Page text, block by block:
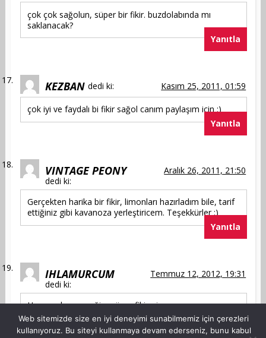
çok çok sağolun, süper bir fikir. buzdolabında mı
saklanacak?
Yanıtla
KEZBAN dedi ki: Kasım 25, 2011, 01:59
çok iyi ve faydalı bi fikir sağol canım paylaşım için :)
Yanıtla
VINTAGE PEONY
dedi ki:
Aralık 26, 2011, 21:50
Gerçekten harika bir fikir, limonları hazırladım bile, tarif
ettiğiniz gibi kavanoza yerleştiricem. Teşekkürler :)
Yanıtla
IHLAMURCUM
dedi ki:
Temmuz 12, 2012, 19:31
Hemen deneyeceğim,süper fikirmiş.
Yanıtla
Web sitemizde size en iyi deneyimi sunabilmemiz için çerezleri
kullanıyoruz. Bu siteyi kullanmaya devam ederseniz, bunu kabul